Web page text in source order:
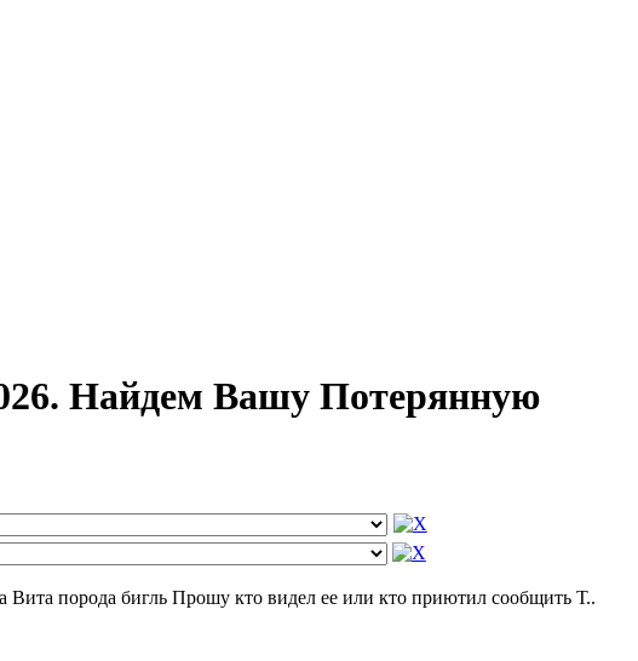
Найдем Вашу Потерянную
порода бигль Прошу кто видел ее или кто приютил сообщить Т..